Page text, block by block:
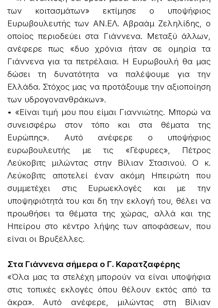
των κοιτασμάτων» εκτίμησε ο υποψήφιος
Ευρωβουλευτής των ΑΝ.ΕΛ. Αβραάμ Ζεληλίδης, ο
οποίος περιοδεύει στα Γιάννενα. Μεταξύ άλλων,
ανέφερε πως «δυο χρόνια ήταν σε ομηρία τα
Γιάννενα για τα πετρέλαια. Η Ευρωβουλή θα μας
δώσει τη δυνατότητα να παλέψουμε για την
Ελλάδα. Στόχος μας να προτάξουμε την αξιοποίηση
των υδρογονανθράκων».
• «Είναι τιμή μου που είμαι Γιαννιώτης. Μπορώ να
συνεισφέρω στον τόπο και στα θέματα της
Ευρώπης». Αυτό ανέφερε ο υποψήφιος
ευρωβουλευτής με τις «Γέφυρες», Πέτρος
Λεύκοβιτς μιλώντας στην Βίλιαν Στασινού. Ο κ.
Λεύκοβιτς αποτελεί έναν ακόμη Ηπειρώτη που
συμμετέχει στις Ευρωεκλογές και με την
υποψηφιότητά του και δη την εκλογή του, θέλει να
προωθήσει τα θέματα της χώρας, αλλά και της
Ηπείρου στο κέντρο λήψης των αποφάσεων, που
είναι οι Βρυξέλλες.
Στα Γιάννενα σήμερα ο Γ. Καρατζαφέρης
«Όλα μας τα στελέχη μπορούν να είναι υποψήφια
στις τοπικές εκλογές όπου θέλουν εκτός από τα
άκρα». Αυτό ανέφερε, μιλώντας στη Βίλιαν